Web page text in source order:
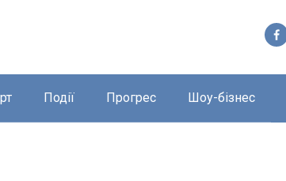
Події Прогрес Шоу-бізнес